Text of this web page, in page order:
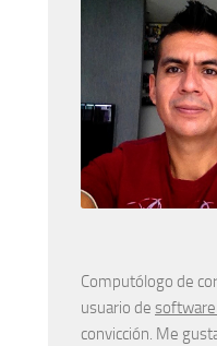
Computólogo de
usuario de
convicción. Me